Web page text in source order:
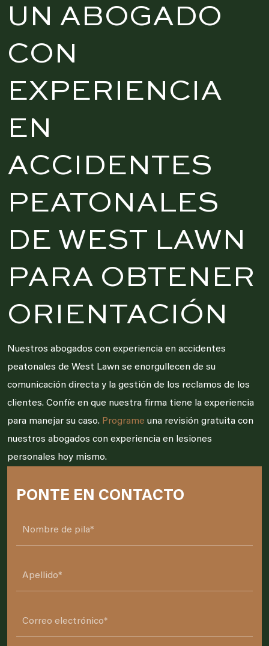
UN ABOGADO
CON
EXPERIENCIA
EN
ACCIDENTES
PEATONALES
DE WEST LAWN
PARA OBTENER
ORIENTACIÓN
Nuestros abogados con experiencia en accidentes
peatonales de West Lawn se enorgullecen de su
comunicación directa y la gestión de los reclamos de los
clientes. Confíe en que nuestra firma tiene la experiencia
para manejar su caso. Programe una revisión gratuita con
nuestros abogados con experiencia en lesiones
personales hoy mismo.
PONTE EN CONTACTO